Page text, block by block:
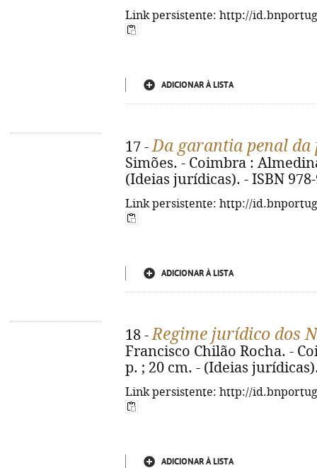
Link persistente: http://
ADICIONAR À LISTA
17 -Da garantia penal
Simões. - Coimbra :
(Ideias jurídicas). - ISBN
Link persistente: http://
ADICIONAR À LISTA
18 -Regime jurídico dos
Francisco Chilão Rocha. -
p. ; 20 cm. - (Ideias
Link persistente: http://
ADICIONAR À LISTA